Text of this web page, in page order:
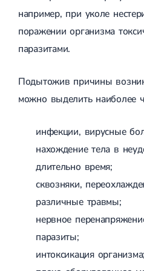
Аритмия
Мерцательная аритмия
Экстрасистолическая аритмия
Электрокардиограмма (ЭКГ)
Кардиология
Симптоматическая
Терапия
Камни в желчном
Панкреатит
Острый
Хронический
Калькулезный
Острый
Бескаменный
например, при уколе
поражении организма
паразитами.
Подытожив причины
можно выделить наиболее
инфекции, вирусные
нахождение тела в
длительно время;
сквозняки,
различные травмы;
нервное
паразиты;
интоксикация организма;